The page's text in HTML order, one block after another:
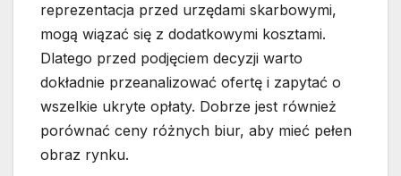
reprezentacja przed urzędami skarbowymi,
mogą wiązać się z dodatkowymi kosztami.
Dlatego przed podjęciem decyzji warto
dokładnie przeanalizować ofertę i zapytać o
wszelkie ukryte opłaty. Dobrze jest również
porównać ceny różnych biur, aby mieć pełen
obraz rynku.